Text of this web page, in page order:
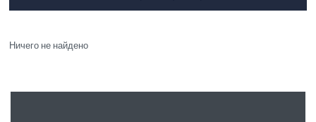
Ничего не найдено